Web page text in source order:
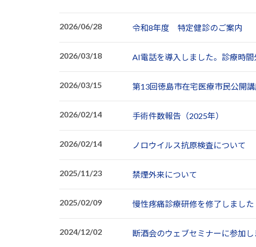
2026/06/28 令和8年度 特定健診のご案内
2026/03/18 AI電話を導入しました。診療時間
2026/03/15 第13回徳島市在宅医療市民公開
2026/02/14 手術件数報告（2025年）
2026/02/14 ノロウイルス抗原検査について
2025/11/23 禁煙外来について
2025/02/09 慢性疼痛診療研修を修了しました
2024/12/02 断酒会のウェブセミナーに参加し